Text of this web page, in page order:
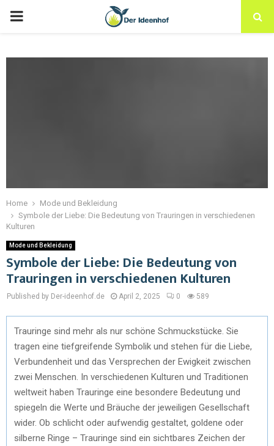
Home
Mode und Bekleidung
Symbole der Liebe: Die Bedeutung von Trauringen in verschiedenen
Kulturen
Mode und Bekleidung
Symbole der Liebe: Die Bedeutung von
Trauringen in verschiedenen Kulturen
Published by Der-ideenhof.de April 2, 2025 0 589
Trauringe sind mehr als nur schöne Schmuckstücke. Sie
tragen eine tiefgreifende Symbolik und stehen für die Liebe,
Verbundenheit und das Versprechen der Ewigkeit zwischen
zwei Menschen. In verschiedenen Kulturen und Traditionen
weltweit haben Trauringe eine besondere Bedeutung und
spiegeln die Werte und Bräuche der jeweiligen Gesellschaft
wider. Ob schlicht oder aufwendig gestaltet, goldene oder
silberne Ringe – Trauringe sind ein sichtbares Zeichen der